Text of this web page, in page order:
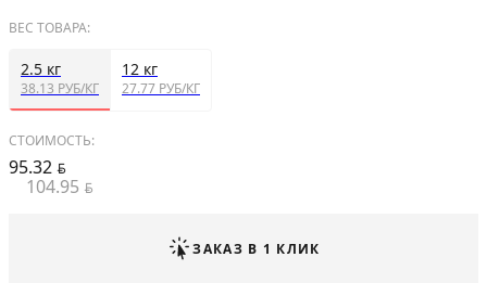
ВЕС ТОВАРА:
2.5 кг
38.13 РУБ/КГ
12 кг
27.77 РУБ/КГ
СТОИМОСТЬ:
95.32 BYN
104.95 BYN
ЗАКАЗ В 1 КЛИК